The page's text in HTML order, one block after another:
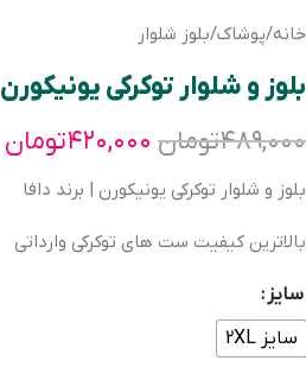
خانه/پوشاک/بلوز شلوار
بلوز و شلوار توکرکی یونیکورن
۴۸۹,۰۰۰تومان ۴۲۰,۰۰۰تومان
بلوز و شلوار توکرکی یونیکورن | برند دافا
بالاترین کیفیت ست های توکرکی وارداتی
سایز
سایز 2XL